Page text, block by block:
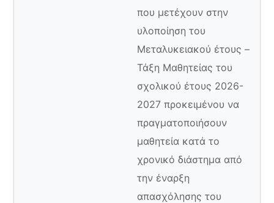
που μετέχουν στην
υλοποίηση του
Μεταλυκειακού έτους –
Τάξη Μαθητείας του
σχολικού έτους 2026-
2027 προκειμένου να
πραγματοποιήσουν
μαθητεία κατά το
χρονικό διάστημα από
την έναρξη
απασχόλησης του